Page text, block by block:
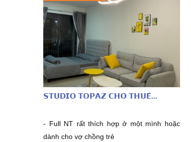
𝗦𝗧𝗨𝗗𝗜𝗢 𝗧𝗢𝗣𝗔𝗭 𝗖𝗛𝗢 𝗧𝗛𝗨𝗘̂...
- Full NT rất thích hợp ở một mình hoặc
dành cho vợ chồng trẻ